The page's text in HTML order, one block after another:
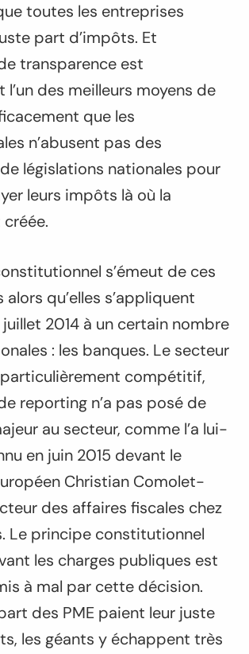
toutes les entreprises
part d’impôts. Et
transparence est
des meilleurs moyens de
que les
n’abusent pas des
législations nationales pour
leurs impôts là où la
s’émeut de ces
qu’elles s’appliquent
2014 à un certain nombre
: les banques. Le secteur
compétitif,
reporting n’a pas posé de
au secteur, comme l’a lui-
en juin 2015 devant le
Christian Comolet-
des affaires fiscales chez
Le principe constitutionnel
les charges publiques est
à mal par cette décision.
des PME paient leur juste
les géants y échappent très